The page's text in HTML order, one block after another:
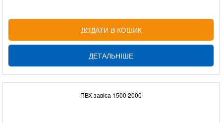
ДОДАТИ В КОШИК
ДЕТАЛЬНІШЕ
ПВХ завіса 1500 2000